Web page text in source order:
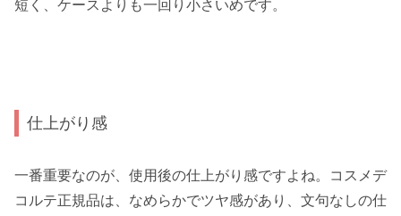
短く、ケースよりも一回り小さいめです。
仕上がり感
一番重要なのが、使用後の仕上がり感ですよね。コスメデ
コルテ正規品は、なめらかでツヤ感があり、文句なしの仕